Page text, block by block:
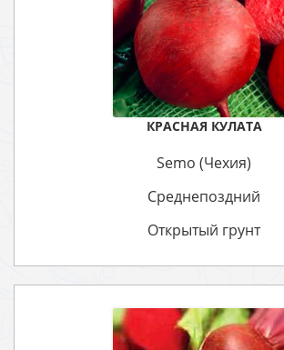
КРАСНАЯ КУЛАТА
Semo (Чехия)
Среднепоздний
Открытый грунт